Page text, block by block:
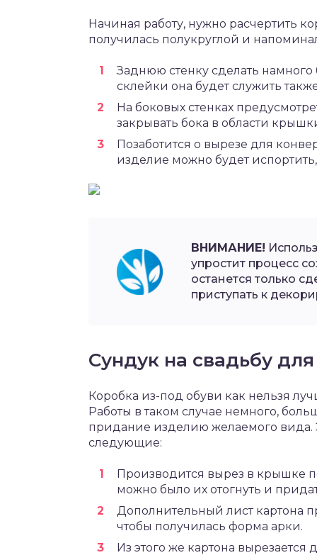
Начиная работу, нужно расчертить
получилась полукруглой и
Заднюю стенку сделать
склейки она будет служить
На боковых стенках
закрывать бока в области
Позаботится о вырезе для
изделие можно будет
ВНИМАНИЕ!
упростит процесс
останется только
приступать к
Сундук на свадьбу
Коробка из-под обуви как нельзя
Работы в таком случае немного,
придание изделию желаемого вида.
следующие:
Производится вырез в крышке
можно было их отогнуть и
Дополнительный лист картона
чтобы получилась форма арки.
Из этого же картона